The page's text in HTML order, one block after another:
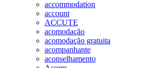
accommodation
account
ACCUTE
acomodação
acomodação gratuita
acompanhante
aconselhamento